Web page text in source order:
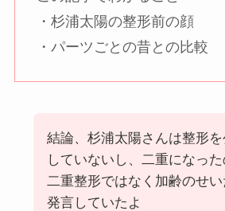
・杉浦太陽の整形前の顔
・パーツごとの昔との比較
結論、杉浦太陽さんは整形を
していないし、二重になっ
二重整形ではなく加齢のせい
発言していたよ